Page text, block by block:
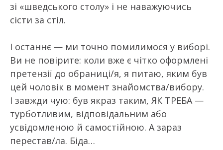
зі «шведського столу» і не наважуючись
сісти за стіл.
І останнє — ми точно помилимося у виборі.
Ви не повірите: коли вже є чітко оформлені
претензії до обраниці/я, я питаю, яким був
цей чоловік в момент знайомства/вибору.
І завжди чую: був якраз таким, ЯК ТРЕБА —
турботливим, відповідальним або
усвідомленою й самостійною. А зараз
перестав/ла. Біда…